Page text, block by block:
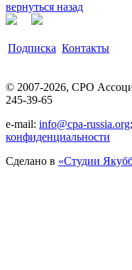
вернуться назад
Подписка Контакты
© 2007-2026, СРО
245-39-65
e-mail: info@cpa-russia.org
конфиденциальности
Сделано в «Cтудии